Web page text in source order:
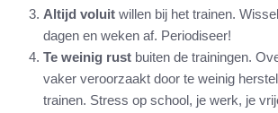
Altijd voluitwillen bij het trainen.
dagen en weken af. Periodiseer!
Te weinig rust buiten de trainingen.
vaker veroorzaakt door te weinig
trainen. Stress op school, je werk, je